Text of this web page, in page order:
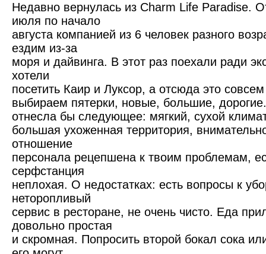
Недавно вернулась из Charm Life Paradise.
июля по начало
августа компанией из 6 человек разного
ездим из-за
моря и дайвинга. В этот раз поехали ради
хотели
посетить Каир и Луксор, а отсюда это
выбираем пятерки, новые, большие,
отнесла бы следующее: мягкий, сухой
большая ухоженная территория,
отношение
персонала рецепшена к твоим проблемам,
серфстанция
неплохая. О недостатках: есть вопросы к
неторопливый
сервис в ресторане, не очень чисто. Еда
довольно простая
и скромная. Попросить второй бокал сока